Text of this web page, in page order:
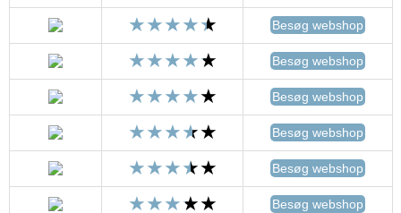
Besøg webshop
Besøg webshop
Besøg webshop
Besøg webshop
Besøg webshop
Besøg webshop